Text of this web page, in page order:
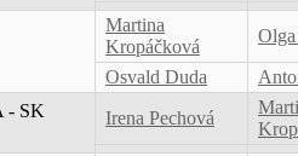
Martina
Kropáčková
Osvald Duda
- SK
Irena Pechová